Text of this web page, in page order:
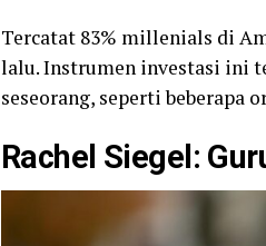
Tercatat 83% millenials di
lalu. Instrumen investasi ini
seseorang, seperti
Rachel Siegel: